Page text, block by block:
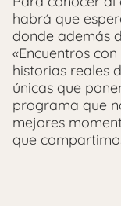
habrá que
donde además
«Encuentros
historias reales
únicas que
programa que
mejores
que